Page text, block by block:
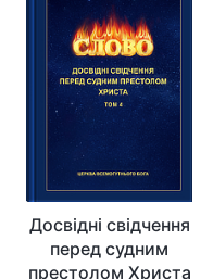
Досвідні свідчення
перед судним
престолом Христа